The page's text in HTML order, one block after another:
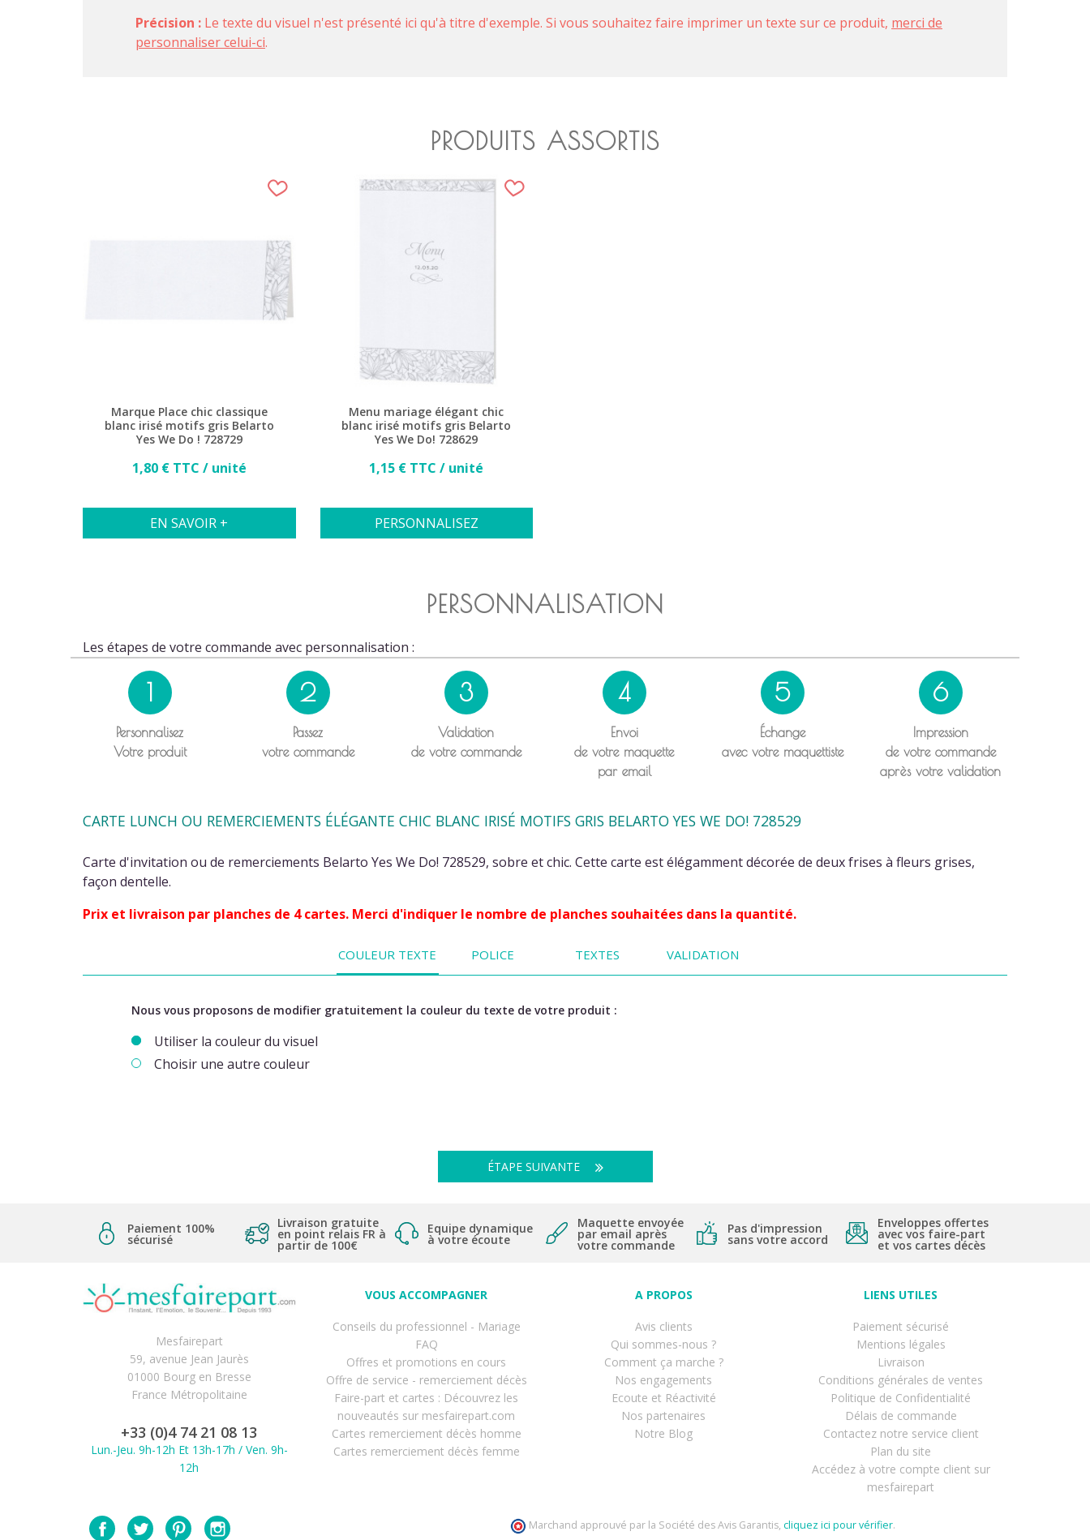
Précision : Le texte du visuel n'est présenté ici qu'à titre d'exemple. Si vous souhaitez faire imprimer un texte sur ce produit, merci de
personnaliser celui-ci.
PRODUITS ASSORTIS
Marque Place chic classique
blanc irisé motifs gris Belarto
Yes We Do ! 728729
Prix
1,80 € TTC / unité
EN SAVOIR +
Menu mariage élégant chic
blanc irisé motifs gris Belarto
Yes We Do! 728629
Prix
1,15 € TTC / unité
PERSONNALISEZ
PERSONNALISATION
Les étapes de votre commande avec personnalisation :
1
Personnalisez
Votre produit
2
Passez
votre commande
3
Validation
de votre commande
4
Envoi
de votre maquette
par email
5
Échange
avec votre maquettiste
6
Impression
de votre commande
après votre validation
CARTE LUNCH OU REMERCIEMENTS ÉLÉGANTE CHIC BLANC IRISÉ MOTIFS GRIS BELARTO YES WE DO! 728529
Carte d'invitation ou de remerciements Belarto Yes We Do! 728529, sobre et chic. Cette carte est élégamment décorée de deux frises à fleurs grises,
façon dentelle.
Prix et livraison par planches de 4 cartes. Merci d'indiquer le nombre de planches souhaitées dans la quantité.
COULEUR TEXTE POLICE TEXTES VALIDATION
Nous vous proposons de modifier gratuitement la couleur du texte de votre produit :
Utiliser la couleur du visuel
Choisir une autre couleur
ÉTAPE SUIVANTE
Paiement 100%
sécurisé
Livraison gratuite
en point relais FR à
partir de 100€
Equipe dynamique
à votre écoute
Maquette envoyée
par email après
votre commande
Pas d'impression
sans votre accord
Enveloppes offertes
avec vos faire-part
et vos cartes décès
Mesfairepart
59, avenue Jean Jaurès
01000 Bourg en Bresse
France Métropolitaine
+33 (0)4 74 21 08 13
Lun.-Jeu. 9h-12h Et 13h-17h / Ven. 9h-
12h
VOUS ACCOMPAGNER
Conseils du professionnel - Mariage
FAQ
Offres et promotions en cours
Offre de service - remerciement décès
Faire-part et cartes : Découvrez les
nouveautés sur mesfairepart.com
Cartes remerciement décès homme
Cartes remerciement décès femme
A PROPOS
Avis clients
Qui sommes-nous ?
Comment ça marche ?
Nos engagements
Ecoute et Réactivité
Nos partenaires
Notre Blog
LIENS UTILES
Paiement sécurisé
Mentions légales
Livraison
Conditions générales de ventes
Politique de Confidentialité
Délais de commande
Contactez notre service client
Plan du site
Accédez à votre compte client sur
mesfairepart
Marchand approuvé par la Société des Avis Garantis, cliquez ici pour vérifier.